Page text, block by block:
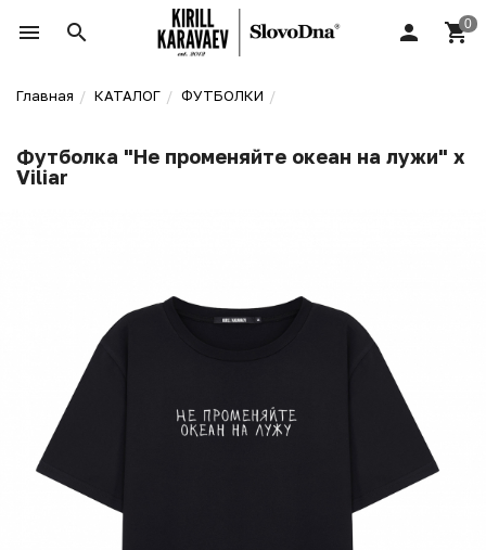
Главная КАТАЛОГ ФУТБОЛКИ
Футболка "Не променяйте океан на лужи" х
Viliar